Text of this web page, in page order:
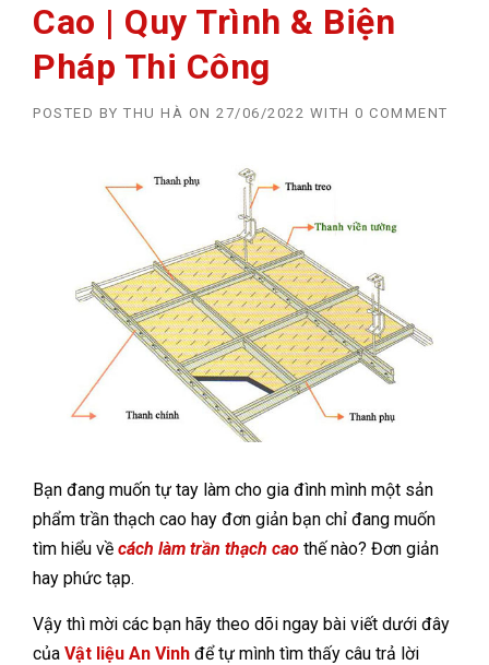
Cao | Quy Trình & Biện
Pháp Thi Công
POSTED BY THU HÀ ON 27/06/2022 WITH 0 COMMENT
Bạn đang muốn tự tay làm cho gia đình mình một sản
phẩm trần thạch cao hay đơn giản bạn chỉ đang muốn
tìm hiểu về cách làm trần thạch cao thế nào? Đơn giản
hay phức tạp.
Vậy thì mời các bạn hãy theo dõi ngay bài viết dưới đây
của Vật liệu An Vinh để tự mình tìm thấy câu trả lời